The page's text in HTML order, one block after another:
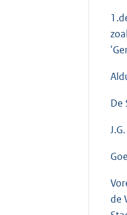
De
de